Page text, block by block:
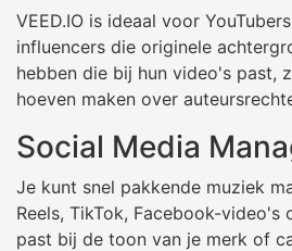
VEED.IO is ideaal voor
influencers die originele
hebben die bij hun video's past,
hoeven maken over
Social Media
Je kunt snel pakkende muziek
Reels, TikTok, Facebook-video's
past bij de toon van je merk of